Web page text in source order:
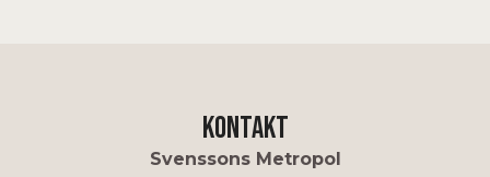
Kontakt
Svenssons Metropol